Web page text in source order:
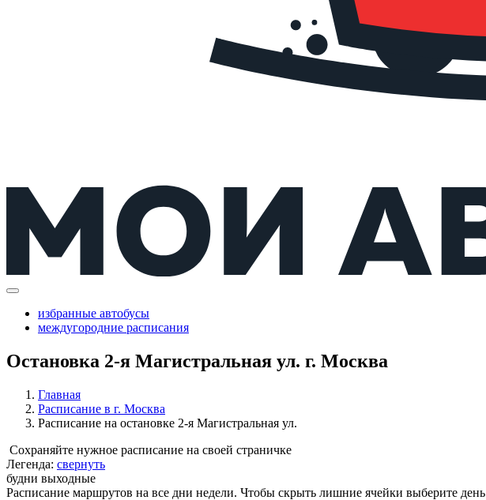
избранные автобусы
междугородние расписания
Остановка 2-я Магистральная ул. г. Москва
Главная
Расписание в г. Москва
Расписание на остановке 2-я Магистральная ул.
Сохраняйте нужное расписание на своей страничке
Легенда: свернуть
будни выходные
Расписание маршрутов на все дни недели. Чтобы скрыть лишние ячейки выберите день